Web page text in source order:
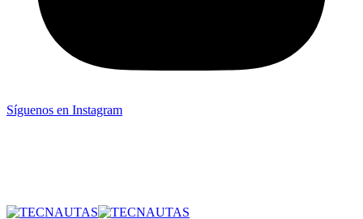
Síguenos en Instagram